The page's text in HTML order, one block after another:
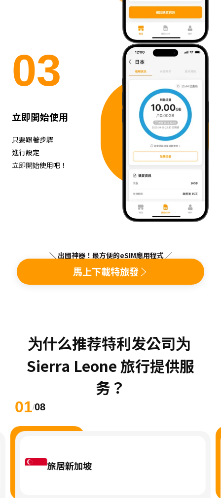
03
立即開始使用
只要跟著步驟
進行設定
立即開始使用吧！
＼ 出國神器！最方便的eSIM應用程式 ／
馬上下載特旅發
为什么推荐特利发公司为
Sierra Leone 旅行提供服
务？
01/08
旅居新加坡